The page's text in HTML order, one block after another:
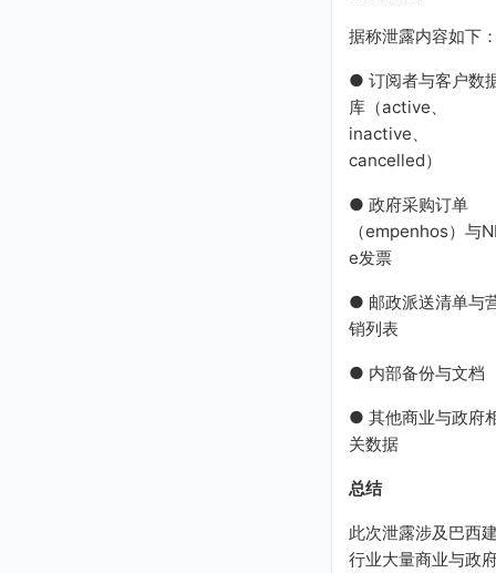
据称泄露内容如下
● 订阅者与客户数
库（active、
inactive、
cancelled）
● 政府采购订单
（empenhos）与
e发票
● 邮政派送清单与
销列表
● 内部备份与文档
● 其他商业与政府
关数据
总结
此次泄露涉及巴西
行业大量商业与政